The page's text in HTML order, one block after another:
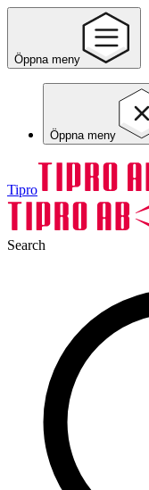
Öppna meny
Öppna meny
Tipro
Search